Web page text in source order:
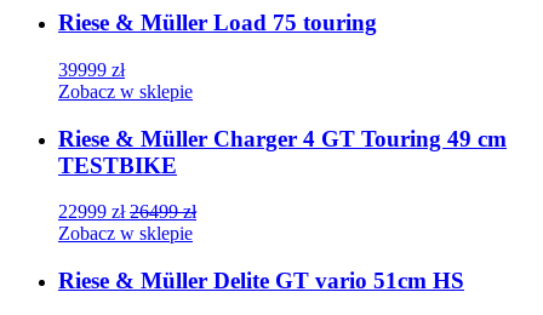
Riese & Müller Load 75 touring
39999 zł
Zobacz w sklepie
Riese & Müller Charger 4 GT Touring 49 cm
TESTBIKE
22999 zł 26499zł
Zobacz w sklepie
Riese & Müller Delite GT vario 51cm HS